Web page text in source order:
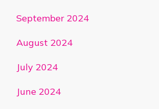
September 2024
August 2024
July 2024
June 2024